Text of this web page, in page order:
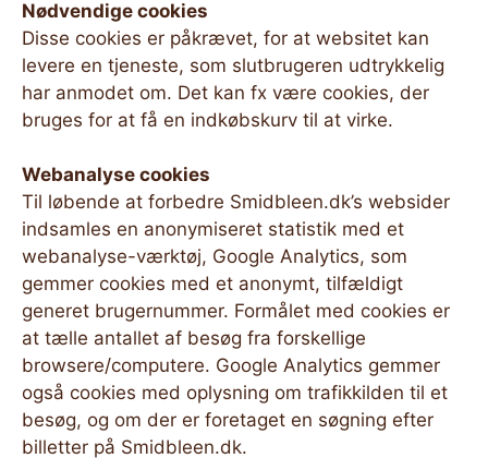
Nødvendige cookies
Disse cookies er påkrævet, for at websitet kan
levere en tjeneste, som slutbrugeren udtrykkelig
har anmodet om. Det kan fx være cookies, der
bruges for at få en indkøbskurv til at virke.
Webanalyse cookies
Til løbende at forbedre Smidbleen.dk’s websider
indsamles en anonymiseret statistik med et
webanalyse-værktøj, Google Analytics, som
gemmer cookies med et anonymt, tilfældigt
generet brugernummer. Formålet med cookies er
at tælle antallet af besøg fra forskellige
browsere/computere. Google Analytics gemmer
også cookies med oplysning om trafikkilden til et
besøg, og om der er foretaget en søgning efter
billetter på Smidbleen.dk.